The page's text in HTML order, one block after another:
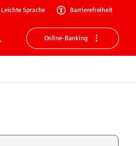
Leichte Sprache Barrierefreiheit
Suche
Online-Banking